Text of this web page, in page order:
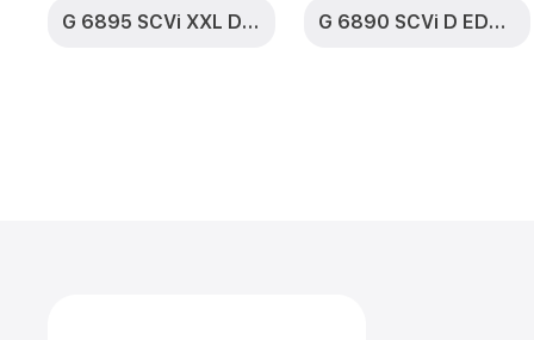
G 6895 SCVi XXL D ED230 2,0 k2o G 6890 SCVi D ED230 2,0 k2o